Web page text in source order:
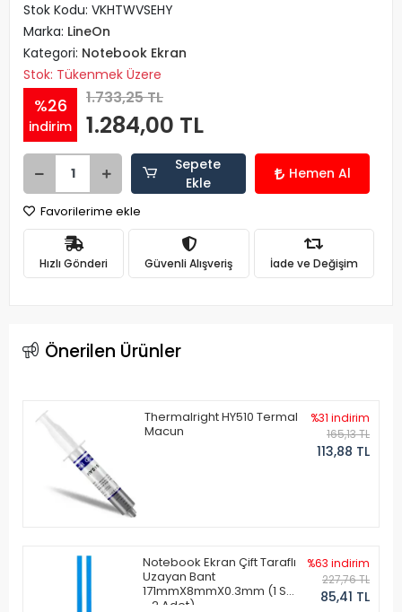
Stok Kodu: VKHTWVSEHY
Marka: LineOn
Kategori: Notebook Ekran
Stok: Tükenmek Üzere
%26
indirim
1.733,25 TL
1.284,00 TL
Sepete
Ekle
Hemen Al
Favorilerime ekle
Hızlı Gönderi Güvenli Alışveriş İade ve Değişim
Önerilen Ürünler
Thermalright HY510 Termal
Macun
%31 indirim
165,13 TL
113,88 TL
Notebook Ekran Çift Taraflı
Uzayan Bant
171mmX8mmX0.3mm (1 Set
- 2 Adet)
%63 indirim
227,76 TL
85,41 TL